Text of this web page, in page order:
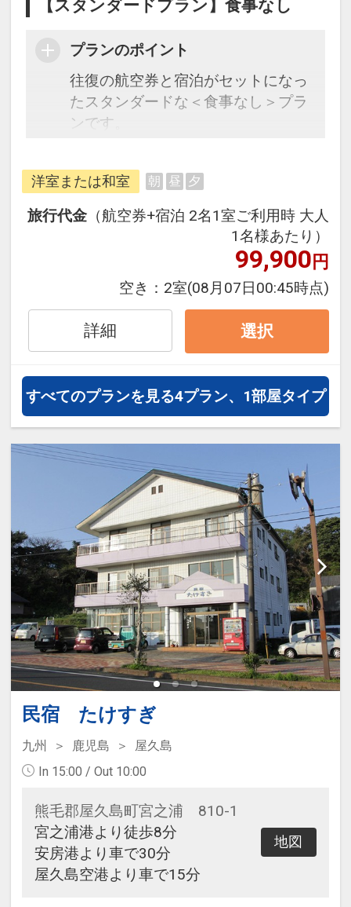
【スタンダードプラン】食事なし
プランのポイント
往復の航空券と宿泊がセットになっ
たスタンダードな＜食事なし＞プラ
ンです。
フライトと宿泊を自由に組み合わせ
できるダイナミックパッケージだか
ら、一都市滞在はもちろん周遊旅行
にも最適！
旅行期間中の1泊だけの宿泊や延
泊・飛び泊なども自由自在です。
フライトは、安心のJAL（または
JALグループ）確約！フライトマイ
ル50%貯まります。
オプションでレンタカーや現地交
通・体験プランなどの追加（同時予
約）が可能なプランもございます。
1日登山の方は朝食・昼食の登山弁
当をチェックインの際にお申込み頂
けます。（要別途追加料金）
洋室または和室 朝 昼 夕
旅行代金 （航空券+宿泊 2名1室ご利用時 大人
1名様あたり）
99,900円
空き： 2室(08月07日00:45時点)
詳細 選択
すべてのプランを見る4プラン、1部屋タイプ
民宿 たけすぎ
九州 鹿児島
屋久島
In 15:00 / Out 10:00
熊毛郡屋久島町宮之浦 810-1
宮之浦港より徒歩8分
安房港より車で30分
屋久島空港より車で15分
地図